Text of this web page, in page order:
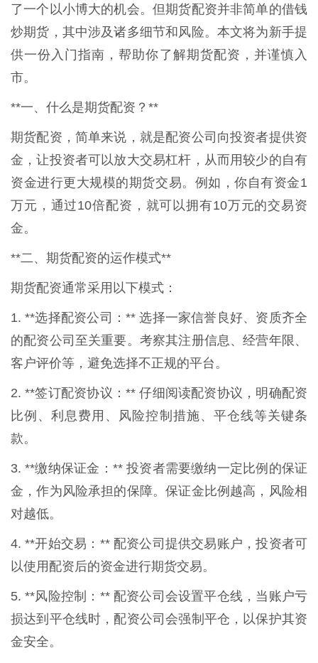
了一个以小博大的机会。但期货配资并非简单的借钱
炒期货，其中涉及诸多细节和风险。本文将为新手提
供一份入门指南，帮助你了解期货配资，并谨慎入
市。
**一、什么是期货配资？**
期货配资，简单来说，就是配资公司向投资者提供资
金，让投资者可以放大交易杠杆，从而用较少的自有
资金进行更大规模的期货交易。例如，你自有资金1
万元，通过10倍配资，就可以拥有10万元的交易资
金。
**二、期货配资的运作模式**
期货配资通常采用以下模式：
1. **选择配资公司：** 选择一家信誉良好、资质齐全
的配资公司至关重要。考察其注册信息、经营年限、
客户评价等，避免选择不正规的平台。
2. **签订配资协议：** 仔细阅读配资协议，明确配资
比例、利息费用、风险控制措施、平仓线等关键条
款。
3. **缴纳保证金：** 投资者需要缴纳一定比例的保证
金，作为风险承担的保障。保证金比例越高，风险相
对越低。
4. **开始交易：** 配资公司提供交易账户，投资者可
以使用配资后的资金进行期货交易。
5. **风险控制：** 配资公司会设置平仓线，当账户亏
损达到平仓线时，配资公司会强制平仓，以保护其资
金安全。